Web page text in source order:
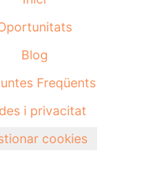
Blog
Freqüents
i privacitat
cookies